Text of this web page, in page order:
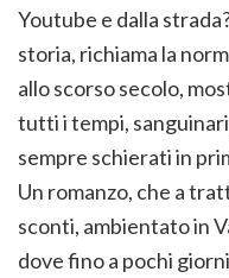
Youtube e dalla
storia, richiama la
allo scorso secolo,
tutti i tempi,
sempre schierati in
Un romanzo, che a
sconti, ambientato in
dove fino a pochi